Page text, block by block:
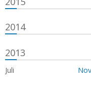
2014
2013
Juli